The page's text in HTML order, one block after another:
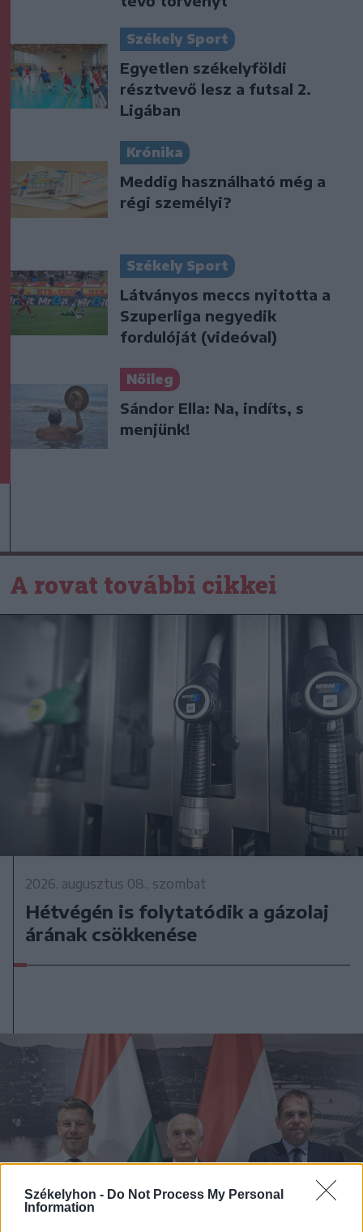
Székelyhon - Do Not Process My Personal
Information
Székely Sport
Egyetlen székelyföldi
résztvevő lesz a futsal 2.
Ligában
Krónika
Meddig használható még a
régi személyi?
Székely Sport
Látványos meccs nyitotta a
Szuperliga negyedik
fordulóját (videóval)
Nőileg
Sándor Ella: Na, indíts, s
menjünk!
A rovat további cikkei
2026. augusztus 08., szombat
Hétvégén is folytatódik a gázolaj
árának csökkenése